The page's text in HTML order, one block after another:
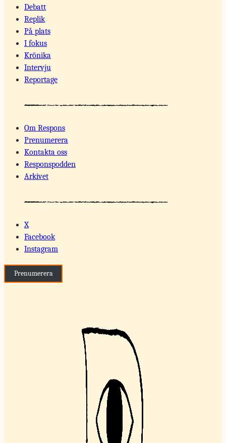
Debatt
Replik
På plats
I fokus
Krönika
Intervju
Reportage
Om Respons
Prenumerera
Kontakta oss
Responspodden
Arkivet
X
Facebook
Instagram
Prenumerera